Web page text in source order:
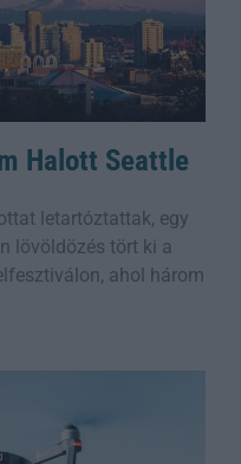
Halott Seattle
letartóztattak, egy
lövöldözés tört ki a
ahol három